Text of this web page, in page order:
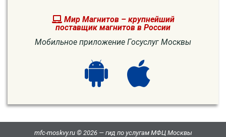
Мир Магнитов – крупнейший
поставщик магнитов в России
Мобильное приложение Госуслуг Москвы
mfc-moskvy.ru © 2026 — гид по услугам МФЦ Москвы